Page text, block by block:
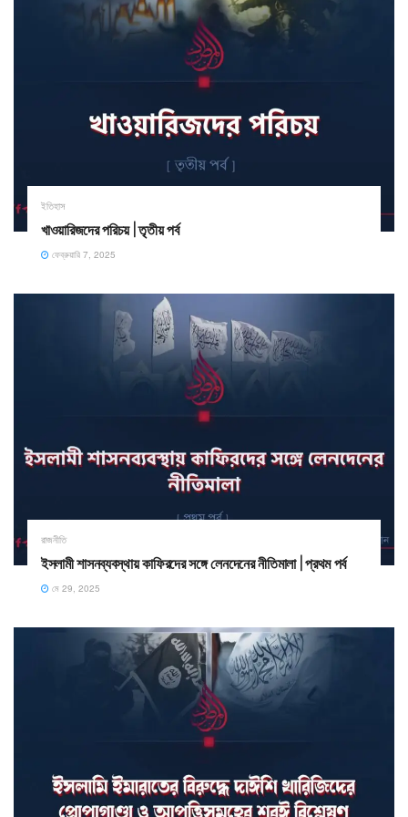
ইতিহাস
খাওয়ারিজদের পরিচয় | তৃতীয় পর্ব
ফেব্রুয়ারি 7, 2025
রাজনীতি
ইসলামী শাসনব্যবস্থায় কাফিরদের সঙ্গে লেনদেনের নীতিমালা | প্রথম পর্ব
মে 29, 2025